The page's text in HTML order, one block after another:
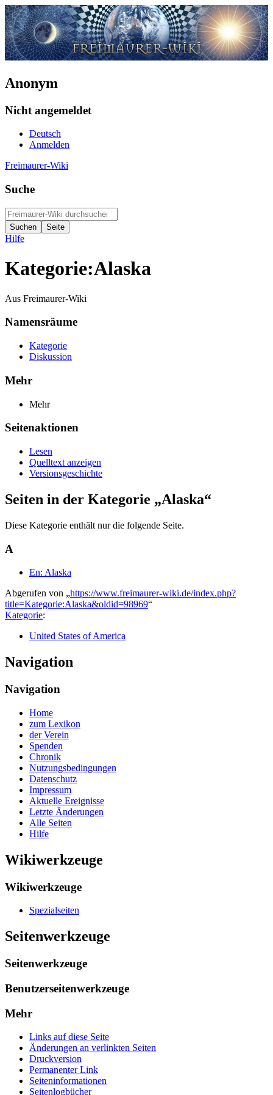
Anonym
Nicht angemeldet
Deutsch
Anmelden
Freimaurer-Wiki
Suche
Hilfe
Kategorie:Alaska
Aus Freimaurer-Wiki
Namensräume
Kategorie
Diskussion
Mehr
Mehr
Seitenaktionen
Lesen
Quelltext anzeigen
Versionsgeschichte
Seiten in der Kategorie „Alaska“
Diese Kategorie enthält nur die folgende Seite.
A
En: Alaska
Abgerufen von „https://www.freimaurer-wiki.de/index.php?
title=Kategorie:Alaska&oldid=98969“
Kategorie:
United States of America
Navigation
Navigation
Home
zum Lexikon
der Verein
Spenden
Chronik
Nutzungsbedingungen
Datenschutz
Impressum
Aktuelle Ereignisse
Letzte Änderungen
Alle Seiten
Hilfe
Wikiwerkzeuge
Wikiwerkzeuge
Spezialseiten
Seitenwerkzeuge
Seitenwerkzeuge
Benutzerseitenwerkzeuge
Mehr
Links auf diese Seite
Änderungen an verlinkten Seiten
Druckversion
Permanenter Link
Seiten­­informationen
Seitenlogbücher